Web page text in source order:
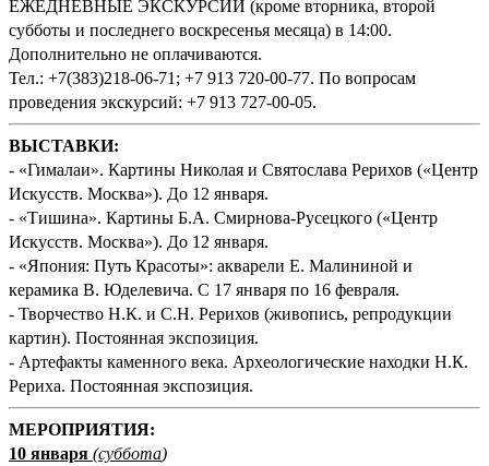
ЕЖЕДНЕВНЫЕ ЭКСКУРСИИ (кроме вторника, второй
субботы и последнего воскресенья месяца) в 14:00.
Дополнительно не оплачиваются.
Тел.: +7(383)218-06-71; +7 913 720-00-77. По вопросам
проведения экскурсий: +7 913 727-00-05.
ВЫСТАВКИ:
- «Гималаи». Картины Николая и Святослава Рерихов («Центр
Искусств. Москва»). До 12 января.
- «Тишина». Картины Б.А. Смирнова-Русецкого («Центр
Искусств. Москва»). До 12 января.
- «Япония: Путь Красоты»: акварели Е. Малининой и
керамика В. Юделевича. С 17 января по 16 февраля.
- Творчество Н.К. и С.Н. Рерихов (живопись, репродукции
картин). Постоянная экспозиция.
- Артефакты каменного века. Археологические находки Н.К.
Рериха. Постоянная экспозиция.
МЕРОПРИЯТИЯ:
10 января (суббота)